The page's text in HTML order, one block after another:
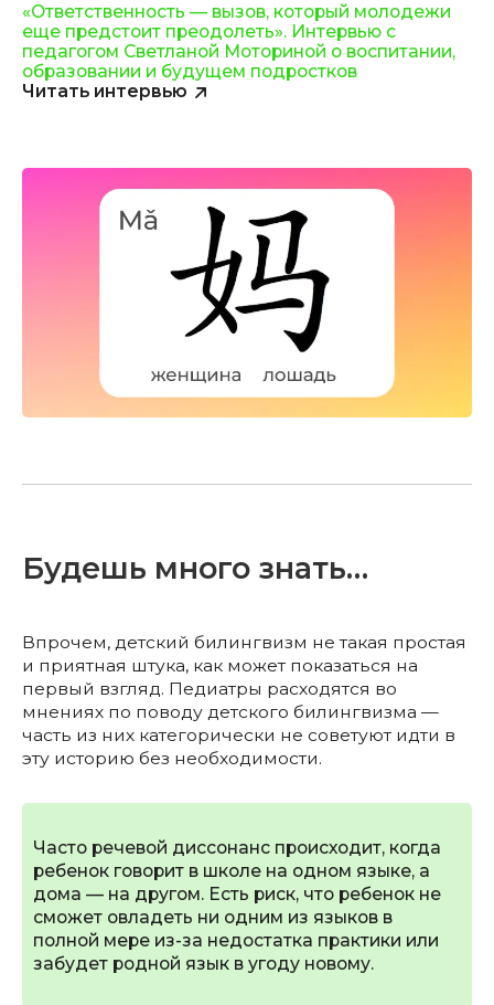
«Ответственность — вызов, который молодежи
еще предстоит преодолеть». Интервью с
педагогом Светланой Моториной о воспитании,
образовании и будущем подростков
Читать интервью
Будешь много знать…
Впрочем, детский билингвизм не такая простая
и приятная штука, как может показаться на
первый взгляд. Педиатры расходятся во
мнениях по поводу детского билингвизма —
часть из них категорически не советуют идти в
эту историю без необходимости.
Часто речевой диссонанс происходит, когда
ребенок говорит в школе на одном языке, а
дома — на другом. Есть риск, что ребенок не
сможет овладеть ни одним из языков в
полной мере из-за недостатка практики или
забудет родной язык в угоду новому.